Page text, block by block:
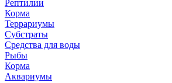
Рептилии
Корма
Террариумы
Субстраты
Средства для воды
Рыбы
Корма
Аквариумы